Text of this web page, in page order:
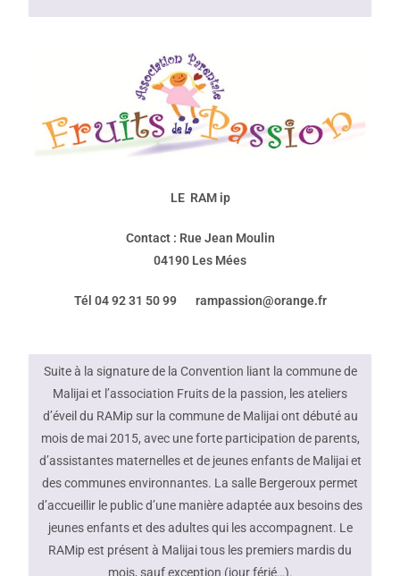
LE RAM ip
Contact : Rue Jean Moulin
04190 Les Mées
Tél 04 92 31 50 99 rampassion@orange.fr
Suite à la signature de la Convention liant la commune de
Malijai et l’association Fruits de la passion, les ateliers
d’éveil du RAMip sur la commune de Malijai ont débuté au
mois de mai 2015, avec une forte participation de parents,
d’assistantes maternelles et de jeunes enfants de Malijai et
des communes environnantes. La salle Bergeroux permet
d’accueillir le public d’une manière adaptée aux besoins des
jeunes enfants et des adultes qui les accompagnent. Le
RAMip est présent à Malijai tous les premiers mardis du
mois, sauf exception (jour férié…).